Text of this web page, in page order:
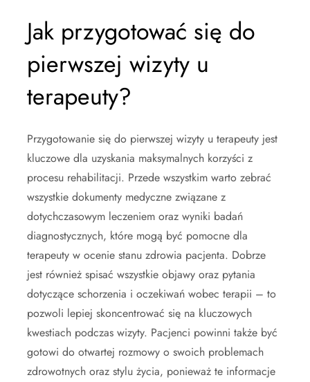
Jak przygotować się do
pierwszej wizyty u
terapeuty?
Przygotowanie się do pierwszej wizyty u terapeuty jest
kluczowe dla uzyskania maksymalnych korzyści z
procesu rehabilitacji. Przede wszystkim warto zebrać
wszystkie dokumenty medyczne związane z
dotychczasowym leczeniem oraz wyniki badań
diagnostycznych, które mogą być pomocne dla
terapeuty w ocenie stanu zdrowia pacjenta. Dobrze
jest również spisać wszystkie objawy oraz pytania
dotyczące schorzenia i oczekiwań wobec terapii – to
pozwoli lepiej skoncentrować się na kluczowych
kwestiach podczas wizyty. Pacjenci powinni także być
gotowi do otwartej rozmowy o swoich problemach
zdrowotnych oraz stylu życia, ponieważ te informacje